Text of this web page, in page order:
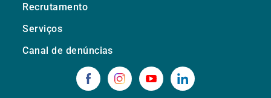
Recrutamento
Serviços
Canal de denúncias